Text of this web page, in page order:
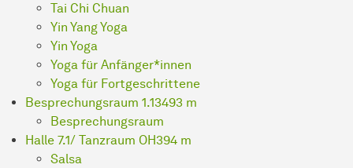
Tai Chi Chuan
Yin Yang Yoga
Yin Yoga
Yoga für Anfänger*innen
Yoga für Fortgeschrittene
Besprechungsraum 1.13493 m
Besprechungsraum
Halle 7.1/ Tanzraum OH394 m
Salsa